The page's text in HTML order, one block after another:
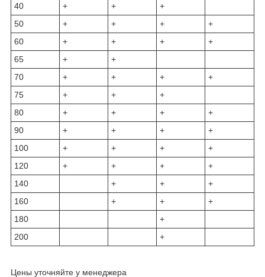
40
+ +
+
50
+ + +
+
60
+ + +
+
65
+
+
70
+ + +
+
75
+ +
+
80
+ + +
+
90
+ + +
+
100
+ + +
+
120
+ + +
+
140
+ +
+
160
+ +
+
180
+
200
+
Цены уточняйте у менеджера